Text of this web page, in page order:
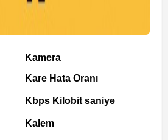
Kamera
Kare Hata Oranı
Kbps Kilobit saniye
Kalem